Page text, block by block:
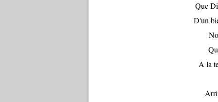
Que
D'un
A la